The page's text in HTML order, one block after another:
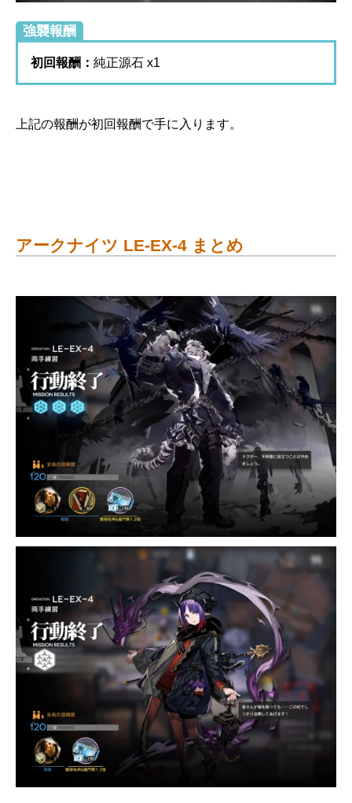
強襲報酬
初回報酬： 純正源石 x1
上記の報酬が初回報酬で手に入ります。
アークナイツ LE-EX-4 まとめ